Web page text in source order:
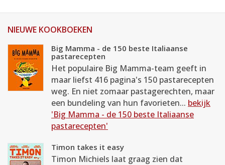
NIEUWE KOOKBOEKEN
Big Mamma - de 150 beste Italiaanse
pastarecepten
Het populaire Big Mamma-team geeft in
maar liefst 416 pagina's 150 pastarecepten
weg. En niet zomaar pastagerechten, maar
een bundeling van hun favorieten... bekijk
'Big Mamma - de 150 beste Italiaanse
pastarecepten'
Timon takes it easy
Timon Michiels laat graag zien dat